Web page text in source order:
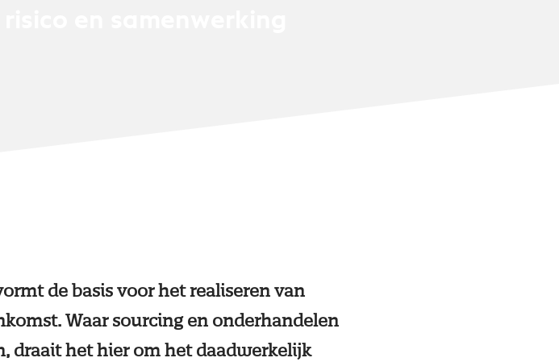
en samenwerking
de basis voor het realiseren van
Waar sourcing en onderhandelen
draait het hier om het daadwerkelijk